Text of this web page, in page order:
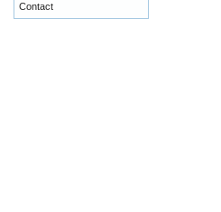
Contact